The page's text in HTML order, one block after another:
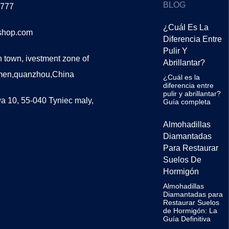
town, ivestment zone of
10, 55-040 Tyniec maly,
BLOG
¿Cuál Es La
Diferencia Entre
Pulir Y
Abrillantar?
¿Cuál es la
diferencia entre
pulir y abrillantar?
Guía completa
Almohadillas
Diamantadas
Para Restaurar
Suelos De
Hormigón
Almohadillas
Diamantadas para
Restaurar Suelos
de Hormigón: La
Guía Definitiva